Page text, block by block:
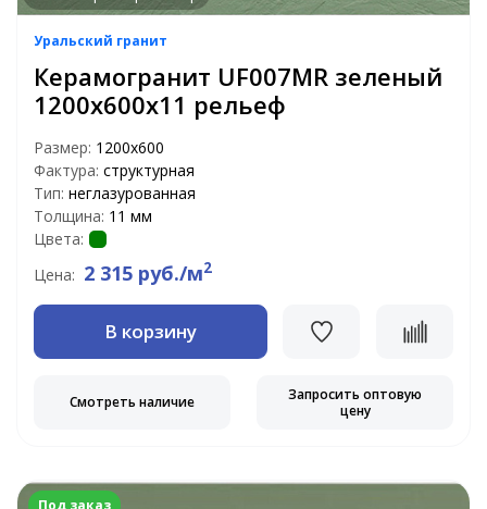
Уральский гранит
Керамогранит UF007MR зеленый
1200х600х11 рельеф
Размер: 1200х600
Фактура: структурная
Тип: неглазурованная
Толщина: 11 мм
Цвета:
Цена: 2 315 руб./м2
В корзину
Смотреть наличие
Запросить оптовую
цену
Под заказ